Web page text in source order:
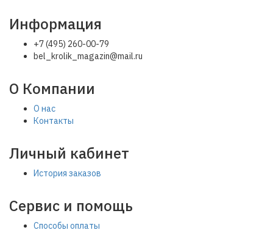
Информация
+7 (495) 260-00-79
bel_krolik_magazin@mail.ru
О Компании
О нас
Контакты
Личный кабинет
История заказов
Сервис и помощь
Способы оплаты